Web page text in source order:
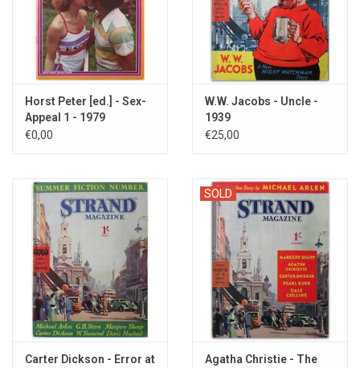
Horst Peter [ed.] - Sex-
Appeal 1 - 1979
€0,00
W.W. Jacobs - Uncle -
1939
€25,00
Carter Dickson - Error at
SOLD
Agatha Christie - The